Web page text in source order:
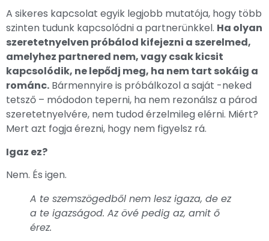
A sikeres kapcsolat egyik legjobb mutatója, hogy több
szinten tudunk kapcsolódni a partnerünkkel. Ha olyan
szeretetnyelven próbálod kifejezni a szerelmed,
amelyhez partnered nem, vagy csak kicsit
kapcsolódik, ne lepődj meg, ha nem tart sokáig a
románc. Bármennyire is próbálkozol a saját -neked
tetsző – módodon teperni, ha nem rezonálsz a párod
szeretetnyelvére, nem tudod érzelmileg elérni. Miért?
Mert azt fogja érezni, hogy nem figyelsz rá.
Igaz ez?
Nem. És igen.
A te szemszögedből nem lesz igaza, de ez
a te igazságod. Az övé pedig az, amit ő
érez.